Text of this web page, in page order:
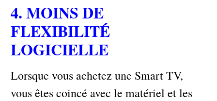
4. MOINS DE
FLEXIBILITÉ
LOGICIELLE
Lorsque vous achetez une Smart TV,
vous êtes coincé avec le matériel et les